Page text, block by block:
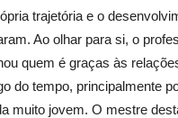
trajetória e o
Ao olhar para si, o
quem é graças às
do tempo, principalmente
muito jovem. O mestre